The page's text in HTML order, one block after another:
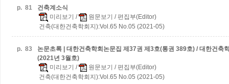
p. 81
건축계소식
미리보기 / 원문보기 / 편집부(Editor)
건축(대한건축학회지):Vol.65 No.05 (2021-05)
p. 83
논문초록 | 대한건축학회논문집 제37권 제3호(통권 389호) / 대한건축
(2021년 3월호)
미리보기 / 원문보기 / 편집부(Editor)
건축(대한건축학회지):Vol.65 No.05 (2021-05)